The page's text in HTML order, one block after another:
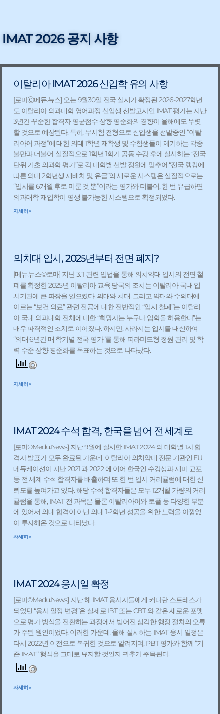
IMAT 2026 공지 사항
이탈리아 IMAT 2026 신입학 유의 사항
[로마Ⓒ메듀.뉴스] 오는 9월30일 전국 실시가 확정된 2026-2027학년
도 이탈리아 의과대학 영어과정 신입생 선발고사인 IMAT 평가는 지난
3년간 꾸준한 합격자 평균점수 상향 평준화의 경향이 올해에도 뚜렷
할 것으로 예상된다. 특히, 무시험 전형으로 신입생을 선발중인 “이탈
리아어 과정”에 대한 의대 1학년 재학생 및 수험생들이 제기하는 각종
불만과 더불어, 실질적으로 1학년 1학기 공동 수강 후에 실시하는 “전국
단위 기초 의과학 평가”로 각 대학별 선발 정원에 맞추어 “전국 랭킹에
따른 의대 2학년생 재배치 및 유급”의 새로운 시스템은 실질적으로는
“입시를 6개월 후로 미룬 것 뿐”이라는 평가와 더불어, 한 번 유급하면
의과대학 재입학이 평생 불가능한 시스템으로 확정되었다.
자세히 »
의치대 입시, 2025년부터 전면 폐지?
[메듀.뉴스©️로마] 지난 3.11 관련 입법을 통해 의치약대 입시의 전면 철
폐를 확정한 2025년 이탈리아 교육 당국의 조치는 이탈리아 국내 입
시기관에 큰 파장을 일으켰다. 의대와 치대, 그리고 약대와 수의대에
이르는 “보건 의료” 관련 전공에 대한 전반적인 “입시 철폐”는 이탈리
아 국내 의과대학 전체에 대한 “희망자는 누구나 입학을 허용한다”는
매우 파격적인 조치로 이어졌다. 하지만, 사라지는 입시를 대신하여
“의대 6년간 매 학기별 전국 평가”를 통해 피라미드형 정원 관리 및 학
력 수준 상향 평준화를 목표하는 것으로 나타났다.
자세히 »
IMAT 2024 수석 합격, 한국을 넘어 전 세계로
[로마©️Medu.News] 지난 9월에 실시한 IMAT 2024 의 대학별 1차 합
격자 발표가 모두 완료된 가운데, 이탈리아 의치약대 전문 기관인 EU
메듀케이션이 지난 2021 과 2022 에 이어 한국인 수강생과 재미 교포
등 전 세계 수석 합격자를 배출하며 또 한 번 입시 커리큘럼에 대한 신
뢰도를 높여가고 있다. 해당 수석 합격자들은 모두 12개월 가량의 커리
큘럼을 통해, IMAT 전 과목은 물론 이탈리아어와 토플 등 다양한 부분
에 있어서 의대 합격이 아닌 의대 1-2학년 성공을 위한 노력을 아낌없
이 투자해온 것으로 나타났다.
자세히 »
IMAT 2024 응시일 확정
[로마©Medu.News] 지난 해 IMAT 응시자들에게 커다란 스트레스가
되었던 “응시 일정 변경”은 실제로 IBT 또는 CBT 와 같은 새로운 포맷
으로 평가 방식을 전환하는 과정에서 빚어진 심각한 행정 절차의 오류
가 주된 원인이었다. 이러한 가운데, 올해 실시하는 IMAT 응시 일정은
다시 2022년 이전으로 복귀한 것으로 알려지며, PBT 평가와 함께 “기
존 IMAT” 형식을 그대로 유지할 것인지 귀추가 주목된다.
자세히 »